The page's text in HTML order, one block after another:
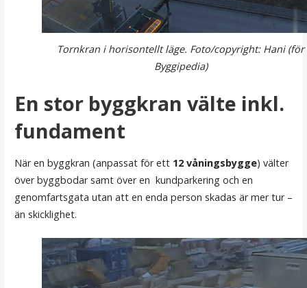
Tornkran i horisontellt läge. Foto/copyright: Hani (för
Byggipedia)
En stor byggkran välte inkl.
fundament
När en byggkran (anpassat för ett 12 våningsbygge) välter
över byggbodar samt över en kundparkering och en
genomfartsgata utan att en enda person skadas är mer tur –
än skicklighet.